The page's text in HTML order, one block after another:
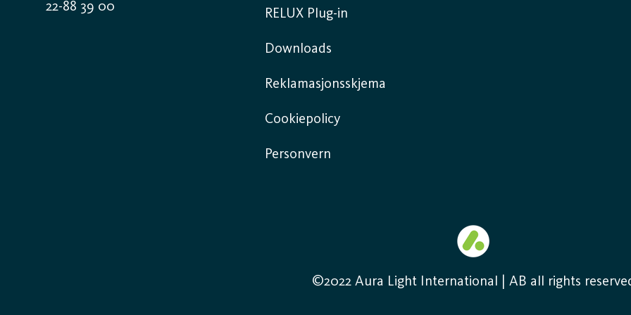
22-88 39 00 RELUX Plug-in
Downloads
Reklamasjonsskjema
Cookiepolicy
Personvern
©2022 Aura Light International | AB all rights